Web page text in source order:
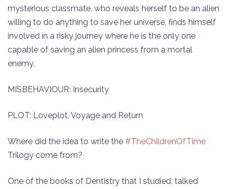
mysterious classmate, who reveals herself to be an alien
willing to do anything to save her universe, finds himself
involved in a risky journey where he is the only one
capable of saving an alien princess from a mortal
enemy.
MISBEHAVIOUR: Insecurity
PLOT: Loveplot, Voyage and Return
Where did the idea to write the #TheChildrenOfTime
Trilogy come from?
One of the books of Dentistry that I studied, talked